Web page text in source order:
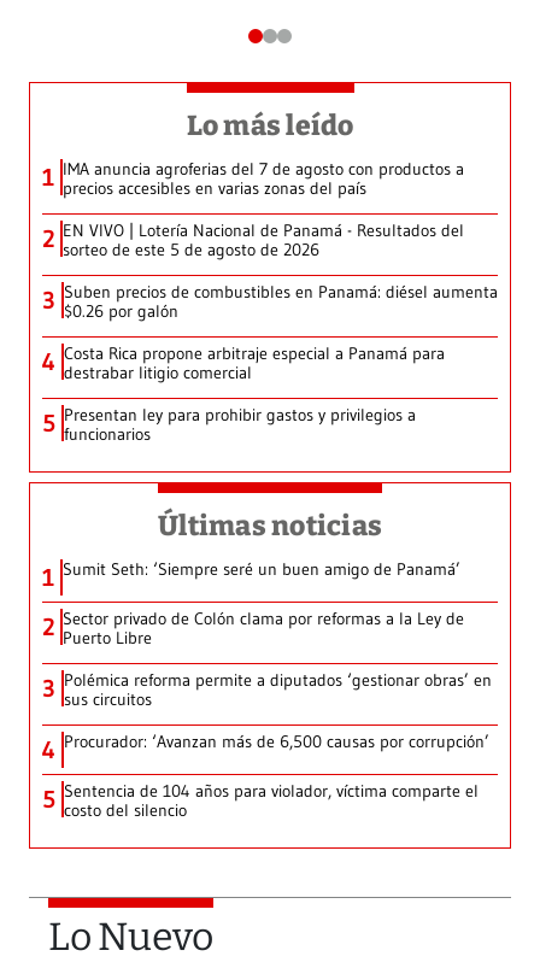
Lo más leído
1 IMA anuncia agroferias del 7 de agosto con productos a
precios accesibles en varias zonas del país
2 EN VIVO | Lotería Nacional de Panamá - Resultados del
sorteo de este 5 de agosto de 2026
3 Suben precios de combustibles en Panamá: diésel aumenta
$0.26 por galón
4 Costa Rica propone arbitraje especial a Panamá para
destrabar litigio comercial
5 Presentan ley para prohibir gastos y privilegios a
funcionarios
Últimas noticias
1 Sumit Seth: ‘Siempre seré un buen amigo de Panamá’
2 Sector privado de Colón clama por reformas a la Ley de
Puerto Libre
3 Polémica reforma permite a diputados ‘gestionar obras’ en
sus circuitos
4 Procurador: ‘Avanzan más de 6,500 causas por corrupción’
5 Sentencia de 104 años para violador, víctima comparte el
costo del silencio
Lo Nuevo